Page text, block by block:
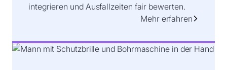
integrieren und Ausfallzeiten fair bewerten.
Mehr erfahren